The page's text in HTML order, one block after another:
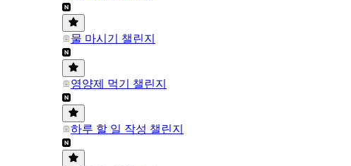
물 마시기 챌린지
영양제 먹기 챌린지
하루 할 일 작성 챌린지